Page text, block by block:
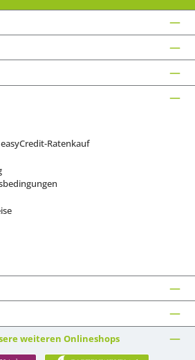
Ratenkauf
weiteren Onlineshops